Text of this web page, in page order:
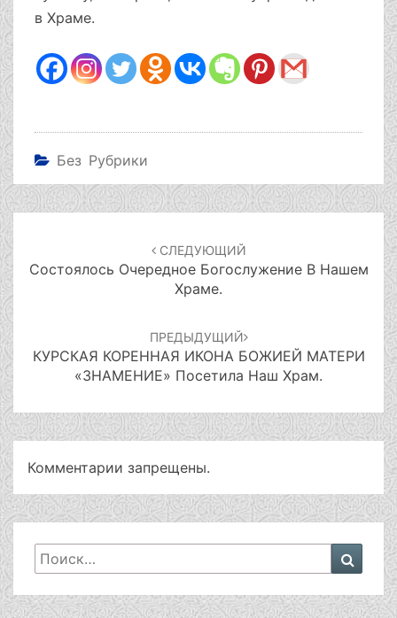
в Храме.
Без Рубрики
записям
СЛЕДУЮЩИЙ
Состоялось Очередное Богослужение В Нашем
Храме.
ПРЕДЫДУЩИЙ
КУРСКАЯ КОРЕННАЯ ИКОНА БОЖИЕЙ МАТЕРИ
«ЗНАМЕНИЕ» Посетила Наш Храм.
Комментарии запрещены.
Искать: Поиск